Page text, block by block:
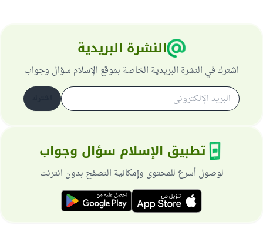
النشرة البريدية
اشترك في النشرة البريدية الخاصة بموقع الإسلام سؤال وجواب
تطبيق الإسلام سؤال وجواب
لوصول أسرع للمحتوى وإمكانية التصفح بدون انترنت